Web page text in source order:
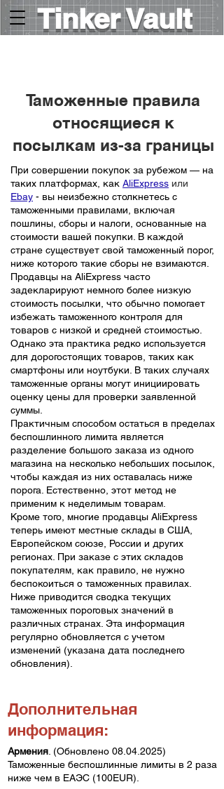
Tinker Vault
Таможенные правила
относящиеся к
посылкам из-за границы
При совершении покупок за рубежом — на
таких платформах, как AliExpress или
Ebay - вы неизбежно столкнетесь с
таможенными правилами, включая
пошлины, сборы и налоги, основанные на
стоимости вашей покупки. В каждой
стране существует свой таможенный порог,
ниже которого такие сборы не взимаются.
Продавцы на AliExpress часто
задекларируют немного более низкую
стоимость посылки, что обычно помогает
избежать таможенного контроля для
товаров с низкой и средней стоимостью.
Однако эта практика редко используется
для дорогостоящих товаров, таких как
смартфоны или ноутбуки. В таких случаях
таможенные органы могут инициировать
оценку цены для проверки заявленной
суммы.
Практичным способом остаться в пределах
беспошлинного лимита является
разделение большого заказа из одного
магазина на несколько небольших посылок,
чтобы каждая из них оставалась ниже
порога. Естественно, этот метод не
применим к неделимым товарам.
Кроме того, многие продавцы AliExpress
теперь имеют местные склады в США,
Европейском союзе, России и других
регионах. При заказе с этих складов
покупателям, как правило, не нужно
беспокоиться о таможенных правилах.
Ниже приводится сводка текущих
таможенных пороговых значений в
различных странах. Эта информация
регулярно обновляется с учетом
изменений (указана дата последнего
обновления).
Дополнительная
информация:
Армения . (Обновлено 08.04.2025)
Таможенные беспошлинные лимиты в 2 раза
ниже чем в ЕАЭС (100EUR).